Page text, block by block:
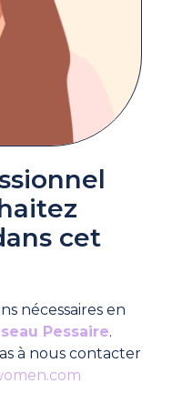
cet
nécessaires en
Pessaire.
à nous contacter